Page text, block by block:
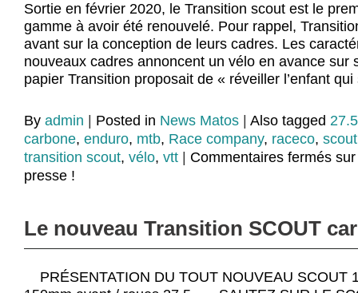
Sortie en février 2020, le Transition scout est le
gamme à avoir été renouvelé. Pour rappel,
avant sur la conception de leurs cadres. Les
nouveaux cadres annoncent un vélo en avance sur
papier Transition proposait de « réveiller l’enfant
By admin Posted in News Matos Also tagged
carbone, enduro, mtb, Race company, raceco, scout
transition scout, vélo, vtt Commentaires fermés
presse !
Le nouveau Transition SCOUT
PRÉSENTATION DU TOUT NOUVEAU SCOUT